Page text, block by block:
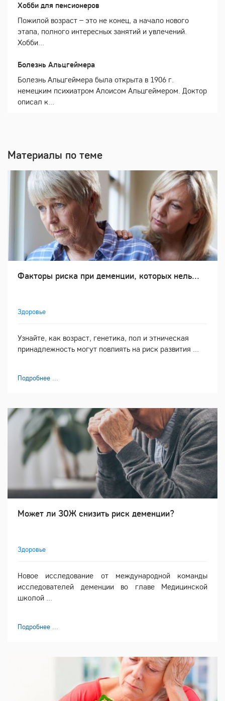
Хобби для пенсионеров
Пожилой возраст – это не конец, а начало нового
этапа, полного интересных занятий и увлечений.
Хобби...
Болезнь Альцгеймера
Болезнь Альцгеймера была открыта в 1906 г.
немецким психиатром Алоисом Альцгеймером. Доктор
описал к...
Материалы по теме
Факторы риска при деменции, которых нель...
Здоровье
Узнайте, как возраст, генетика, пол и этническая
принадлежность могут повлиять на риск развития ...
Подробнее ...
Может ли ЗОЖ снизить риск деменции?
Здоровье
Новое исследование от международной команды
исследователей деменции во главе Медицинской
школой ...
Подробнее ...